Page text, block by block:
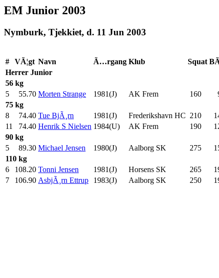
EM Junior 2003
Nymburk, Tjekkiet, d. 11 Jun 2003
# VÃ¦gt Navn Ã…rgang Klub Squat
Herrer Junior
56 kg
5
55.70 Morten Strange 1981(J) AK Frem 160
75 kg
8
74.40 Tue BjÃ¸rn 1981(J) Frederikshavn HC 210
11
74.40 Henrik S Nielsen 1984(U) AK Frem 190
90 kg
5
89.30 Michael Jensen 1980(J) Aalborg SK 275
110 kg
6
108.20 Tonni Jensen 1981(J) Horsens SK 265
7
106.90 AsbjÃ¸rn Ettrup 1983(J) Aalborg SK 250